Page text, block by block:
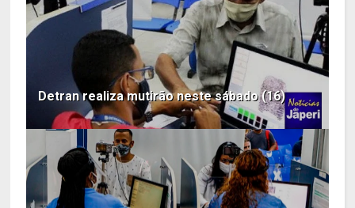
Detran realiza mutirão neste sábado (16)